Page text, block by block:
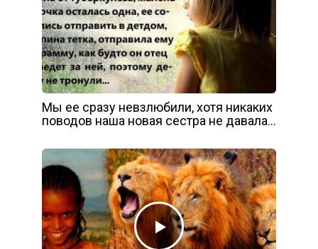
Мы ее сразу невзлюбили, хотя никаких
поводов наша новая сестра не давала…